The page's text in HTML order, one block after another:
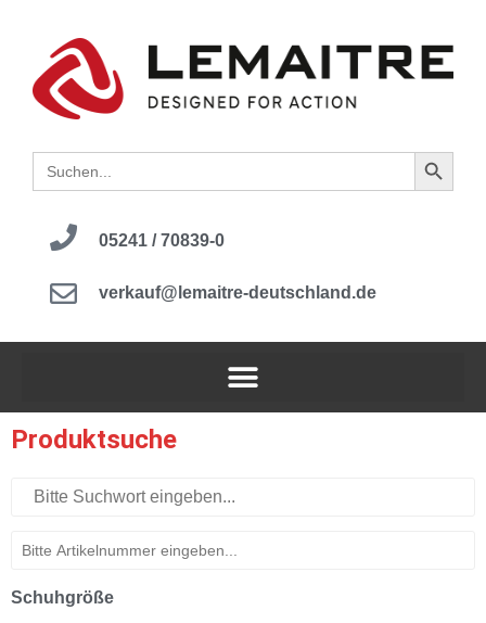
Search
for:
Search
05241 / 70839-0
verkauf@lemaitre-deutschland.de
Produktsuche
Schuhgröße